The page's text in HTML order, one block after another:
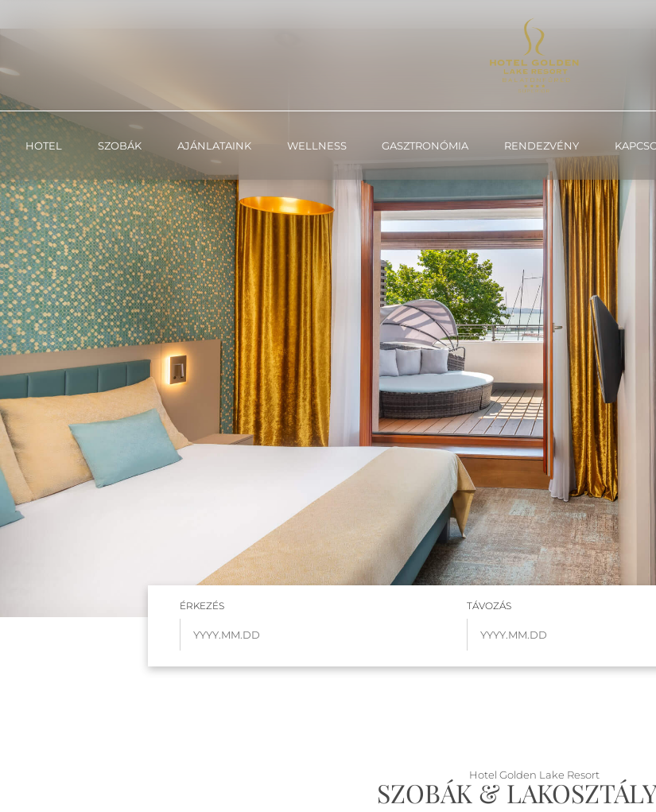
HOTEL SZOBÁK AJÁNLATAINK WELLNESS GASZTRONÓMIA RENDEZVÉNY
SZOBÁK
ÉRKEZÉS TÁVOZÁS
Hotel Golden Lake Resort
SZOBÁK &